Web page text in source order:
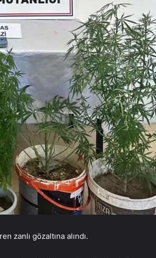
zanlı gözaltına alındı.